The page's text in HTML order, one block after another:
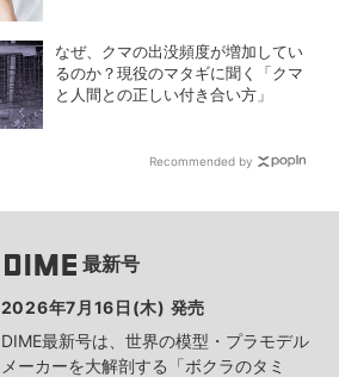
なぜ、クマの出没頻度が増加してい
るのか？現役のマタギに聞く「クマ
と人間との正しい付き合い方」
Recommended by
最新号
2026年7月16日(木) 発売
DIME最新号は、世界の模型・プラモデル
メーカーを大解剖する「ボクラのタミ